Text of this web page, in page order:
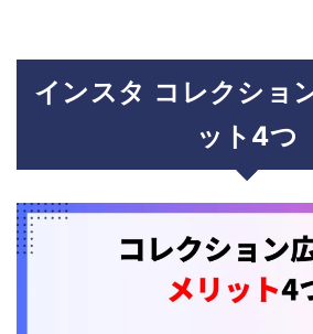
インスタ コレクショ
ット4つ